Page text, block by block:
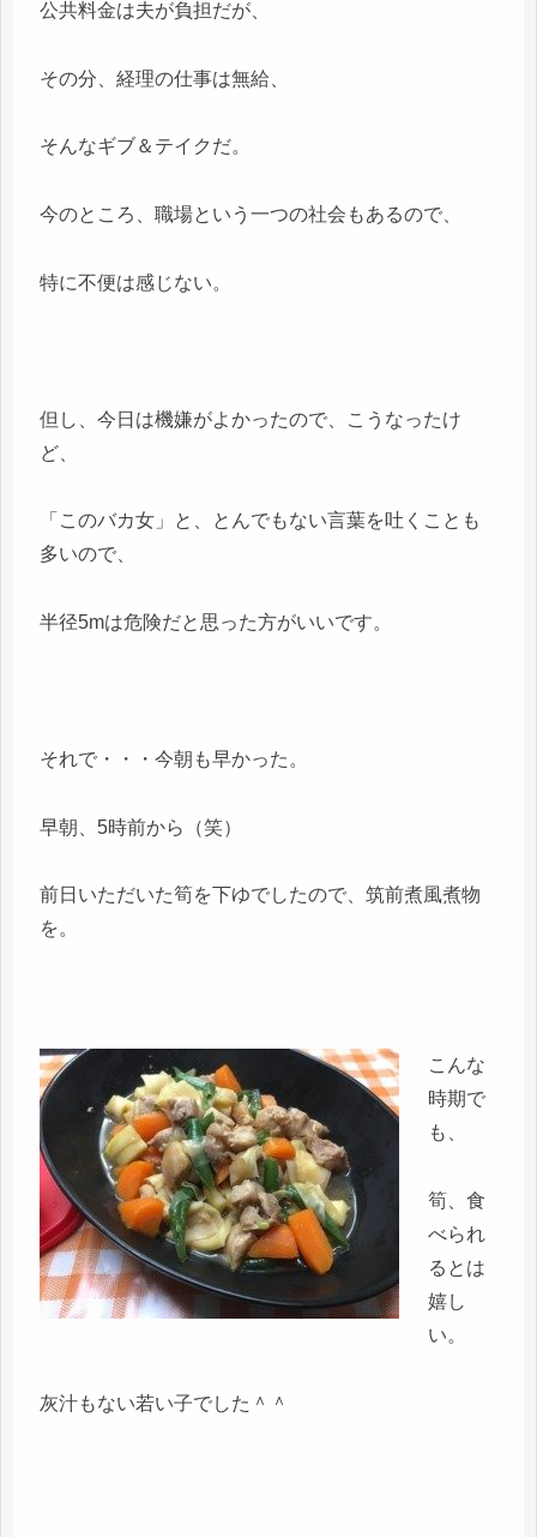
公共料金は夫が負担だが、
その分、経理の仕事は無給、
そんなギブ＆テイクだ。
今のところ、職場という一つの社会もあるので、
特に不便は感じない。
但し、今日は機嫌がよかったので、こうなったけ
ど、
「このバカ女」と、とんでもない言葉を吐くことも
多いので、
半径5mは危険だと思った方がいいです。
それで・・・今朝も早かった。
早朝、5時前から（笑）
前日いただいた筍を下ゆでしたので、筑前煮風煮物
を。
こんな
時期で
も、
筍、食
べられ
るとは
嬉し
い。
灰汁もない若い子でした＾＾